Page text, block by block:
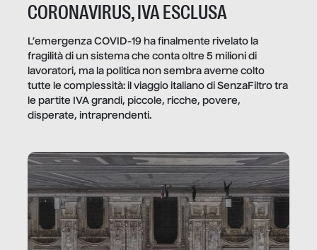
CORONAVIRUS, IVA ESCLUSA
L’emergenza COVID-19 ha finalmente rivelato la
fragilità di un sistema che conta oltre 5 milioni di
lavoratori, ma la politica non sembra averne colto
tutte le complessità: il viaggio italiano di SenzaFiltro tra
le partite IVA grandi, piccole, ricche, povere,
disperate, intraprendenti.